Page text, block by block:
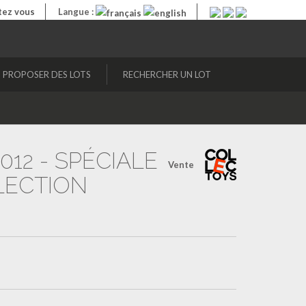
vous Langue :
PROPOSER DES LOTS RECHERCHER UN LOT
Vente
- SPÉCIALE